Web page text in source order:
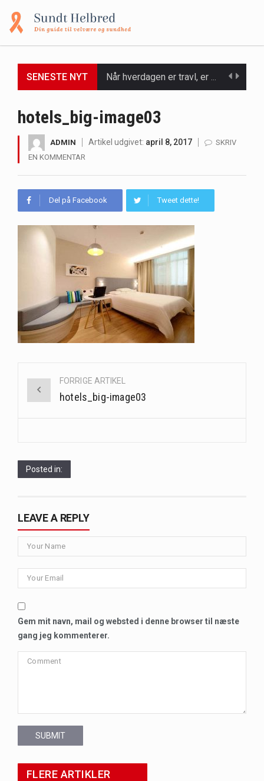
SENESTE NYT
Massagestole er ikke længere forbeholdt luksuriøse spaer og wellnesscentre - de er nu tilgængelige til…
hotels_big-image03
ADMIN Artikel udgivet: april 8, 2017
SKRIV
EN KOMMENTAR
Del på Facebook Tweet dette!
navigationFORRIGE ARTIKEL
hotels_big-image03
Posted in:
LEAVE A REPLY
Gem mit navn, mail og websted i denne browser til næste
gang jeg kommenterer.
SUBMIT
FLERE ARTIKLER